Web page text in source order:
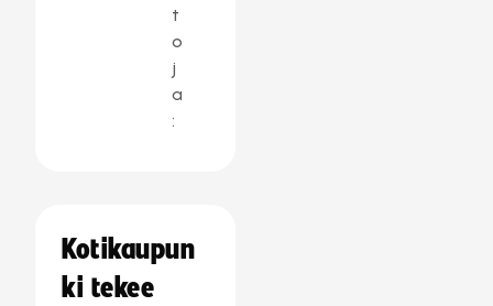
t
o
j
a
:
Kotikaupun
ki tekee